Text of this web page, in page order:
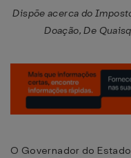
Dispõe acerca do
Doação, De
O Governador do